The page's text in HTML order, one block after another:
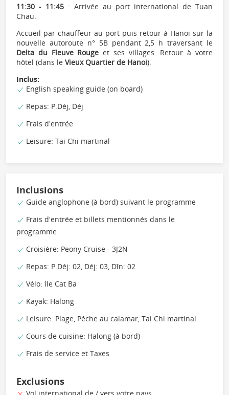
11:30 - 11:45 : Arrivée au port international de Tuan
Chau.
Accueil par chauffeur au port puis retour à Hanoi sur la
nouvelle autoroute n° 5B pendant 2,5 h traversant le
Delta du Fleuve Rouge et ses villages. Retour à votre
hôtel (dans le Vieux Quartier de Hanoi).
Inclus:
English speaking guide (on board)
Repas: P.Déj, Déj
Frais d'entrée
Leisure: Tai Chi martinal
Inclusions
Guide anglophone (à bord) suivant le programme
Frais d'entrée et billets mentionnés dans le
programme
Croisière: Peony Cruise - 3J2N
Repas: P.Déj: 02, Déj: 03, Dîn: 02
Vélo: île Cat Ba
Kayak: Halong
Leisure: Plage, Pêche au calamar, Tai Chi martinal
Cours de cuisine: Halong (à bord)
Frais de service et Taxes
Exclusions